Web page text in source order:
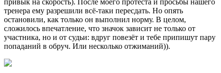
привык на скорость). После моего протеста и просьбы нашего
тренера ему разрешили всё-таки пересдать. Но опять
остановили, как только он выполнил норму. В целом,
сложилось впечатление, что значок зависит не только от
участника, но и от судьи: вдруг повезёт и тебе припишут пару
попаданий в обруч. Или несколько отжиманий)).